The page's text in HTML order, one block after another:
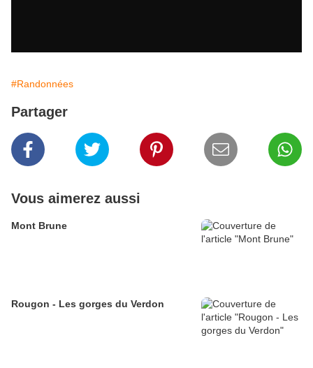
#Randonnées
Partager
Vous aimerez aussi
Mont Brune
Rougon - Les gorges du Verdon